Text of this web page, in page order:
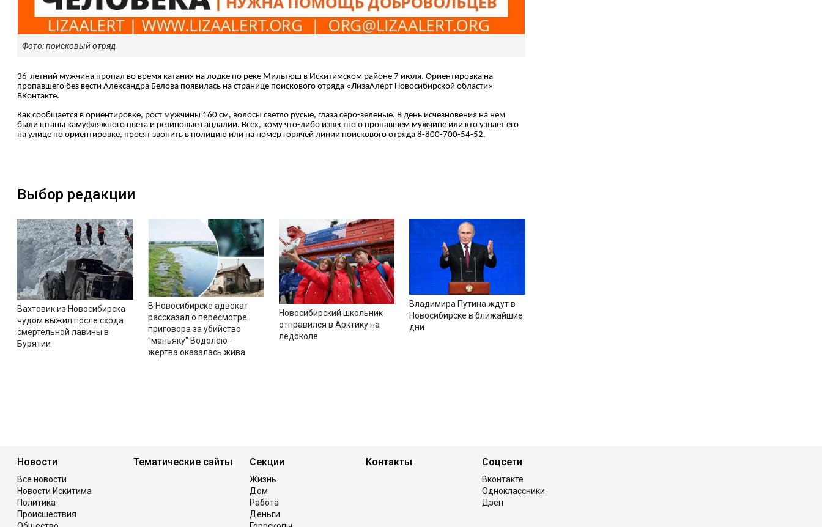
Фото: поисковый отряд
36-летний мужчина пропал во время катания на лодке по реке Мильтюш в Искитимском районе 7 июля. Ориентировка на
пропавшего без вести Александра Белова появилась на странице поискового отряда «ЛизаАлерт Новосибирской области»
ВКонтакте.
Как сообщается в ориентировке, рост мужчины 160 см, волосы светло русые, глаза серо-зеленые. В день исчезновения на нем
были штаны камуфляжного цвета и резиновые сандалии. Всех, кому что-либо известно о пропавшем мужчине или кто узнает его
на улице по ориентировке, просят звонить в полицию или на номер горячей линии поискового отряда 8-800-700-54-52.
Выбор редакции
Вахтовик из Новосибирска
чудом выжил после схода
смертельной лавины в
Бурятии
В Новосибирске адвокат
рассказал о пересмотре
приговора за убийство
"маньяку" Водолею -
жертва оказалась жива
Новосибирский школьник
отправился в Арктику на
ледоколе
Владимира Путина ждут в
Новосибирске в ближайшие
дни
Новости
Все новости
Новости Искитима
Политика
Происшествия
Тематические сайты Секции
Жизнь
Дом
Работа
Деньги
Контакты Соцсети
Вконтакте
Одноклассники
Дзен